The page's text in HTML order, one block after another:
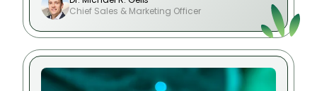
Chief Sales & Marketing Officer